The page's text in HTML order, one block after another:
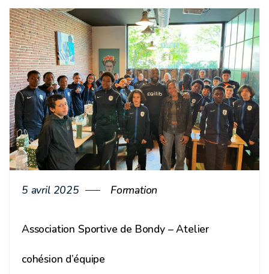
button
5 avril 2025 Formation
Association Sportive de Bondy – Atelier
cohésion d’équipe